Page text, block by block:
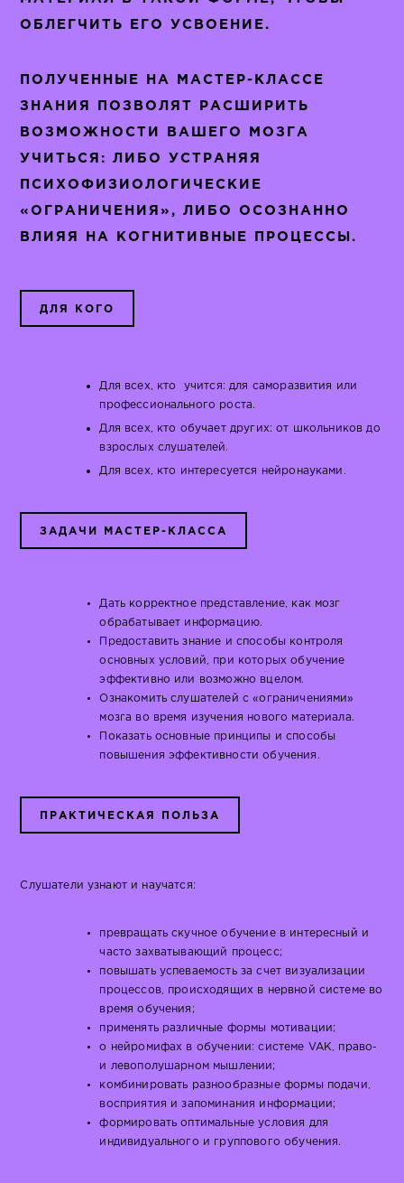
ОБЛЕГЧИТЬ ЕГО УСВОЕНИЕ.
ПОЛУЧЕННЫЕ НА МАСТЕР-КЛАССЕ
ЗНАНИЯ ПОЗВОЛЯТ РАСШИРИТЬ
ВОЗМОЖНОСТИ ВАШЕГО МОЗГА
УЧИТЬСЯ: ЛИБО УСТРАНЯЯ
ПСИХОФИЗИОЛОГИЧЕСКИЕ
«ОГРАНИЧЕНИЯ», ЛИБО ОСОЗНАННО
ВЛИЯЯ НА КОГНИТИВНЫЕ ПРОЦЕССЫ.
ДЛЯ КОГО
Для всех, кто учится: для саморазвития или
профессионального роста.
Для всех, кто обучает других: от школьников до
взрослых слушателей.
Для всех, кто интересуется нейронауками.
ЗАДАЧИ МАСТЕР-КЛАССА
Дать корректное представление, как мозг
обрабатывает информацию.
Предоставить знание и способы контроля
основных условий, при которых обучение
эффективно или возможно вцелом.
Ознакомить слушателей с «ограничениями»
мозга во время изучения нового материала.
Показать основные принципы и способы
повышения эффективности обучения.
ПРАКТИЧЕСКАЯ ПОЛЬЗА
Слушатели узнают и научатся:
превращать скучное обучение в интересный и
часто захватывающий процесс;
повышать успеваемость за счет визуализации
процессов, происходящих в нервной системе во
время обучения;
применять различные формы мотивации;
о нейромифах в обучении: системе VAK, право-
и левополушарном мышлении;
комбинировать разнообразные формы подачи,
восприятия и запоминания информации;
формировать оптимальные условия для
индивидуального и группового обучения.